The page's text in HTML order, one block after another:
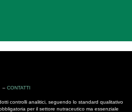
– CONTATTI
controlli analitici, seguendo lo standard qualitativo
per il settore nutraceutico ma essenziale